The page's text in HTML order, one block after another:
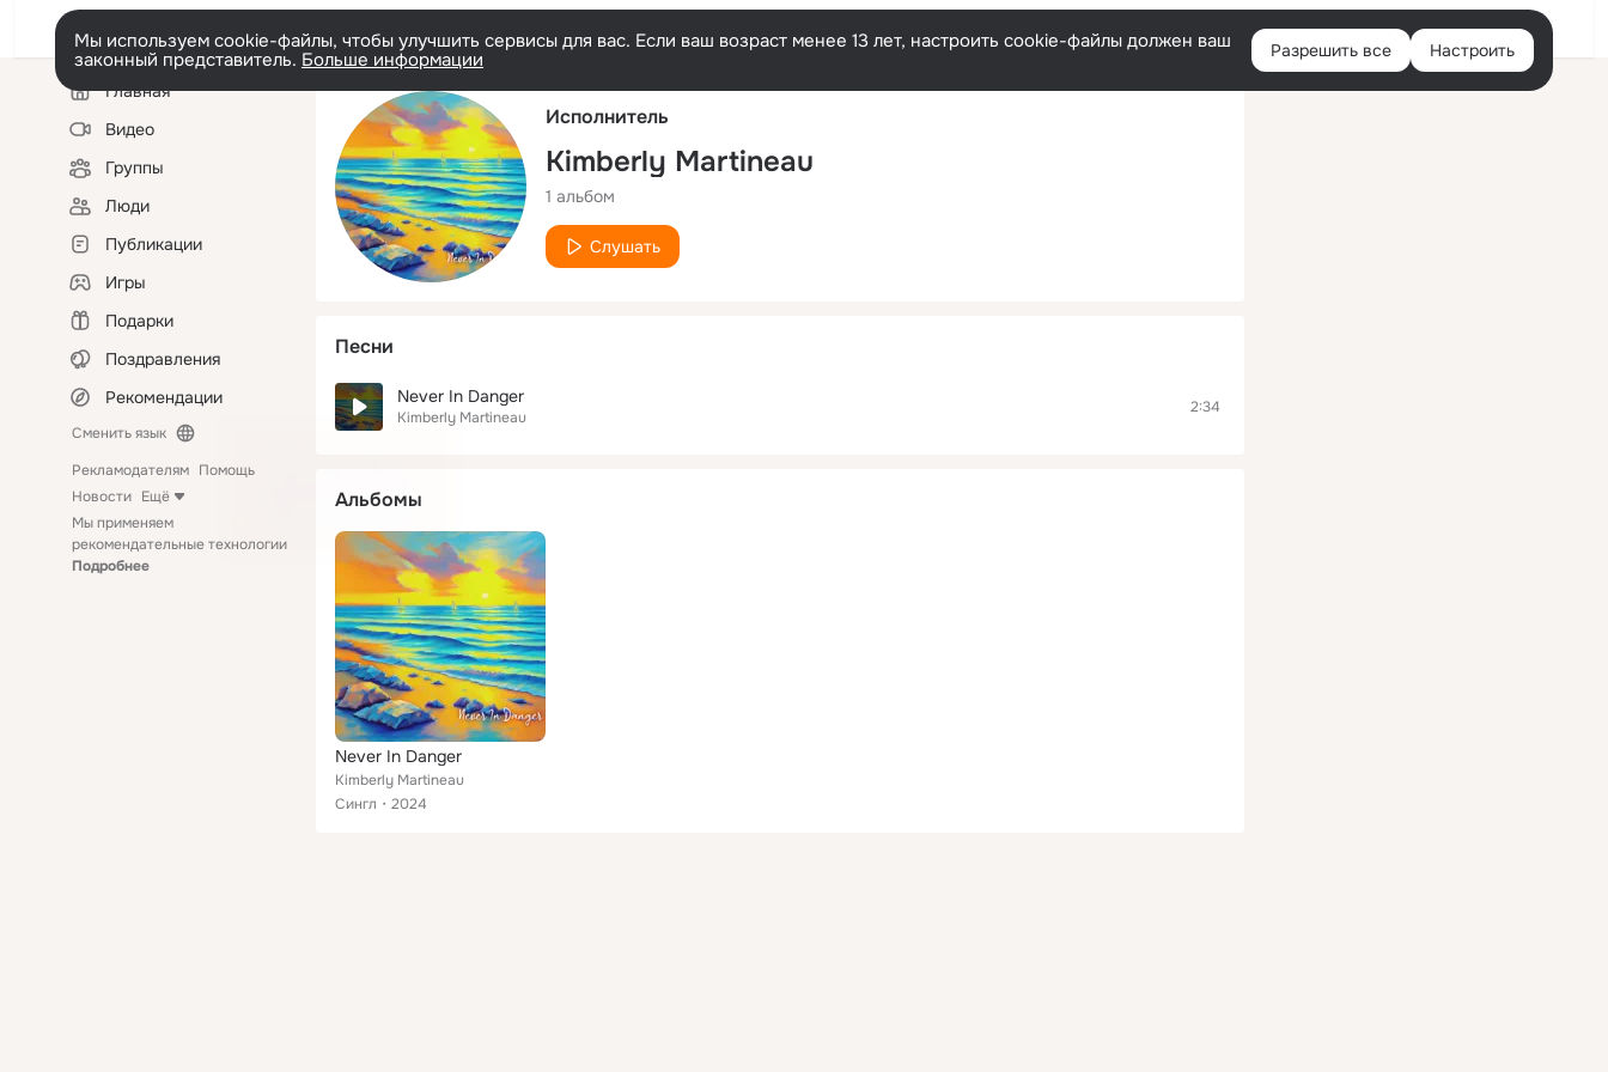
Русский Войти
Мы используем cookie-файлы, чтобы улучшить сервисы для вас. Если ваш возраст менее 13 лет, настроить cookie-файлы должен ваш
законный представитель. Больше информации Разрешить все Настроить
Левая
колонкаГлавная
Видео
Группы
Люди
Публикации
Игры
Подарки
Поздравления
Рекомендации
Сменить язык
Рекламодателям Помощь
Новости Ещё
Мы применяем
рекомендательные технологии
Подробнее
Исполнитель
Kimberly Martineau
1 альбом
Слушать
Песни
Never In Danger
Kimberly Martineau
2:34
Альбомы
Never In Danger
Kimberly Martineau
Сингл
2024